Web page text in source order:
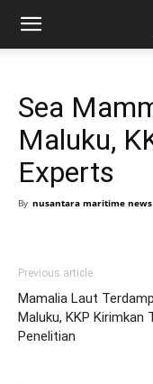
Sea
Maluku,
Experts
By nusantara maritime news
Previous article
Mamalia Laut
Maluku, KKP Kirimkan
Penelitian